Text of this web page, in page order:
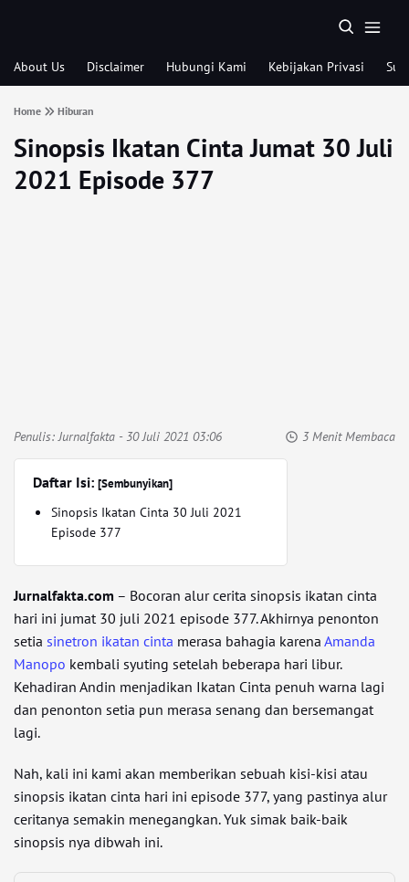
About Us Disclaimer Hubungi Kami Kebijakan Privasi
Home Hiburan
Sinopsis Ikatan Cinta Jumat 30 Juli
2021 Episode 377
Penulis:Jurnalfakta - 30 Juli 2021 03:06 3 Menit Membaca
Daftar Isi: [Sembunyikan]
Sinopsis Ikatan Cinta 30 Juli 2021
Episode 377
Jurnalfakta.com – Bocoran alur cerita sinopsis ikatan cinta
hari ini jumat 30 juli 2021 episode 377. Akhirnya penonton
setia sinetron ikatan cinta merasa bahagia karena Amanda
Manopo kembali syuting setelah beberapa hari libur.
Kehadiran Andin menjadikan Ikatan Cinta penuh warna lagi
dan penonton setia pun merasa senang dan bersemangat
lagi.
Nah, kali ini kami akan memberikan sebuah kisi-kisi atau
sinopsis ikatan cinta hari ini episode 377, yang pastinya alur
ceritanya semakin menegangkan. Yuk simak baik-baik
sinopsis nya dibwah ini.